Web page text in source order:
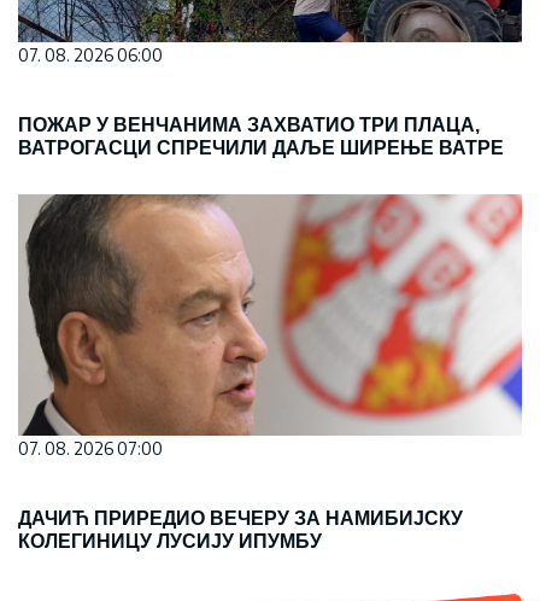
07. 08. 2026 06:00
ПОЖАР У ВЕНЧАНИМА ЗАХВАТИО ТРИ ПЛАЦА,
ВАТРОГАСЦИ СПРЕЧИЛИ ДАЉЕ ШИРЕЊЕ ВАТРЕ
07. 08. 2026 07:00
ДАЧИЋ ПРИРЕДИО ВЕЧЕРУ ЗА НАМИБИЈСКУ
КОЛЕГИНИЦУ ЛУСИЈУ ИПУМБУ